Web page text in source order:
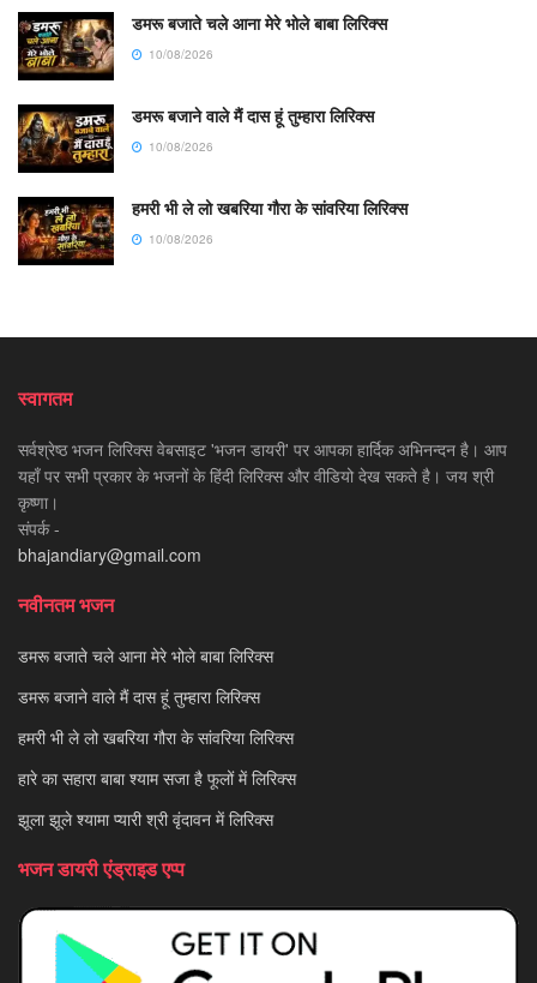
डमरू बजाते चले आना मेरे भोले बाबा लिरिक्स
10/08/2026
डमरू बजाने वाले मैं दास हूं तुम्हारा लिरिक्स
10/08/2026
हमरी भी ले लो खबरिया गौरा के सांवरिया लिरिक्स
10/08/2026
स्वागतम
सर्वश्रेष्ठ भजन लिरिक्स वेबसाइट 'भजन डायरी' पर आपका हार्दिक अभिनन्दन है। आप
यहाँ पर सभी प्रकार के भजनों के हिंदी लिरिक्स और वीडियो देख सकते है। जय श्री
कृष्णा।
संपर्क -
bhajandiary@gmail.com
नवीनतम भजन
डमरू बजाते चले आना मेरे भोले बाबा लिरिक्स
डमरू बजाने वाले मैं दास हूं तुम्हारा लिरिक्स
हमरी भी ले लो खबरिया गौरा के सांवरिया लिरिक्स
हारे का सहारा बाबा श्याम सजा है फूलों में लिरिक्स
झूला झूले श्यामा प्यारी श्री वृंदावन में लिरिक्स
भजन डायरी एंड्राइड एप्प